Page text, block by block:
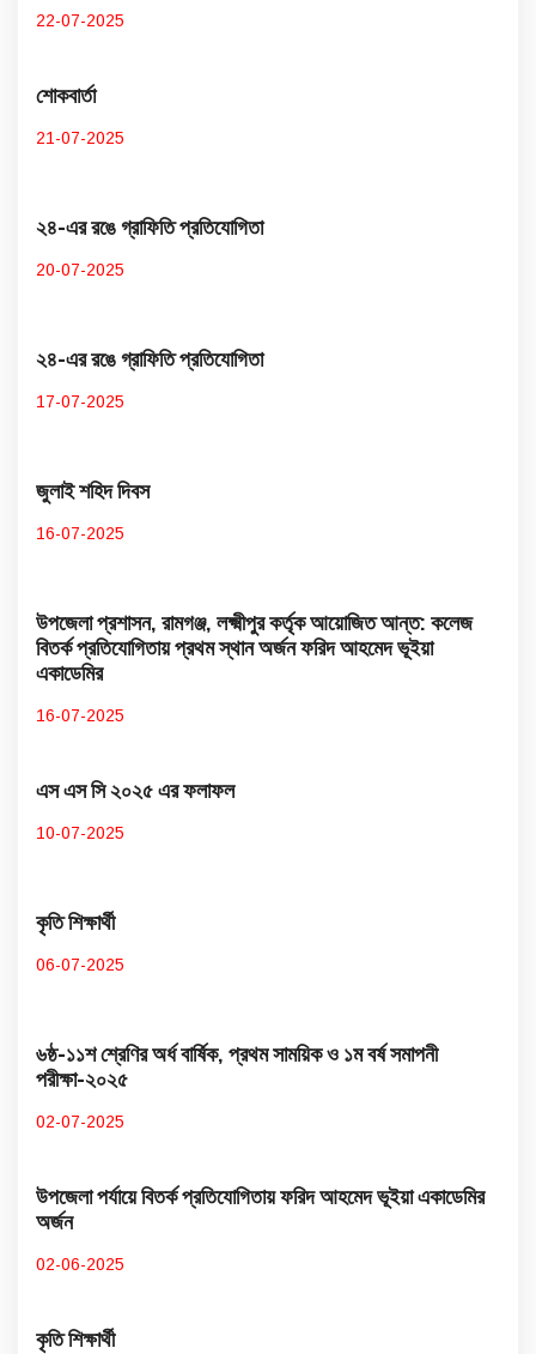
22-07-2025
শোকবার্তা
21-07-2025
২৪-এর রঙে গ্রাফিতি প্রতিযোগিতা
20-07-2025
২৪-এর রঙে গ্রাফিতি প্রতিযোগিতা
17-07-2025
জুলাই শহিদ দিবস
16-07-2025
উপজেলা প্রশাসন, রামগঞ্জ, লক্ষ্মীপুর কর্তৃক আয়োজিত আন্ত: কলেজ
বিতর্ক প্রতিযোগিতায় প্রথম স্থান অর্জন ফরিদ আহমেদ ভূইয়া
একাডেমির
16-07-2025
এস এস সি ২০২৫ এর ফলাফল
10-07-2025
কৃতি শিক্ষার্থী
06-07-2025
৬ষ্ঠ-১১শ শ্রেণির অর্ধ বার্ষিক, প্রথম সাময়িক ও ১ম বর্ষ সমাপনী
পরীক্ষা-২০২৫
02-07-2025
উপজেলা পর্যায়ে বিতর্ক প্রতিযোগিতায় ফরিদ আহমেদ ভূইয়া একাডেমির
অর্জন
02-06-2025
কৃতি শিক্ষার্থী